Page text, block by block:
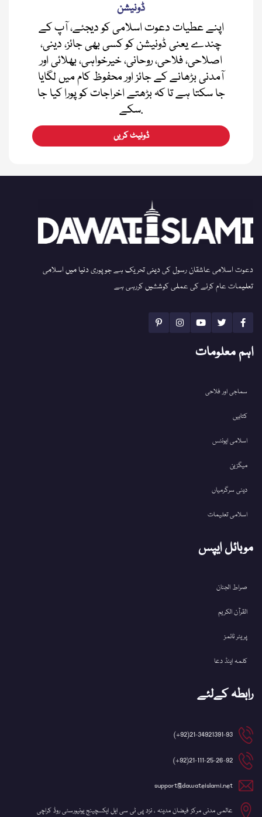
ڈونیشن
اپنے عطیات دعوت اسلامی کو دیجئے، آپ کے
چندے یعنی ڈونیشن کو کسی بھی جائز، دینی،
اصلاحی، فلاحی، روحانی، خیرخواہی، بھلائی اور
آمدنی بڑھانے کے جائز اور محفوظ کام میں لگایا
جا سکتا ہے تا کہ بڑھتے اخراجات کو پورا کیا جا
سکے.
ڈونیٹ کریں
دعوت اسلامی عاشقان رسول کی دینی تحریک ہے جو پوری دنیا میں اسلامی
تعلیمات عام کرنے کی عملی کوششیں کررہی ہے
اہم معلومات
سماجی اور فلاحی
کتابیں
اسلامی ایونٹس
میگزین
دینی سرگرمیاں
اسلامی تعلیمات
موبائل ایپس
صراط الجنان
القرآن الکریم
پریئر ٹائمز
کلمہ اینڈ دعا
رابطہ کےلئے
21-34921391-93(92+)
21-111-25-26-92(92+)
support@dawateislami.net
عالمی مدنی مرکز فیضان مدینہ ، نزد پی ٹی سی ایل ایکسچینج یونیورسٹی روڈ کراچی